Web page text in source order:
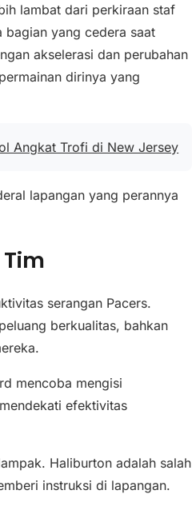
lambat dari perkiraan staf
bagian yang cedera saat
akselerasi dan perubahan
dirinya yang
Angkat Trofi di New Jersey
lapangan yang perannya
serangan Pacers.
berkualitas, bahkan
mencoba mengisi
efektivitas
Haliburton adalah salah
instruksi di lapangan.